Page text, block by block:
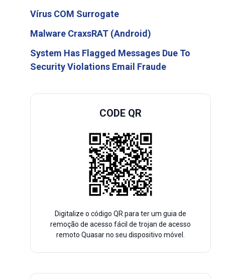
Vírus COM Surrogate
Malware CraxsRAT (Android)
System Has Flagged Messages Due To
Security Violations Email Fraude
CODE QR
Digitalize o código QR para ter um guia de
remoção de acesso fácil de trojan de acesso
remoto Quasar no seu dispositivo móvel.